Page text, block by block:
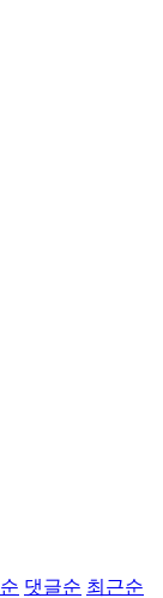
댓글순 최근순